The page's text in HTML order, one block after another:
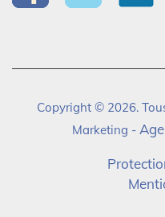
Copyright © 2026.
Marketing -